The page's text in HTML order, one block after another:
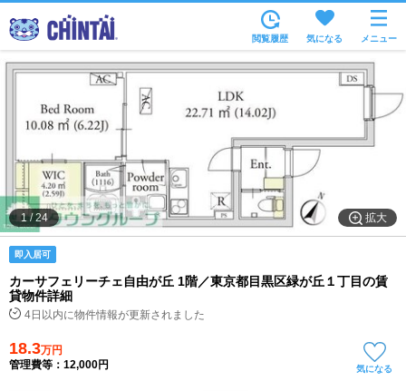
住所から
通勤通学時間から
物件特集から
不動産会社から
閲覧履歴 気になる メニュー
拡大
1/24
即入居可
カーサフェリーチェ自由が丘 1階／東京都目黒区緑が丘１丁目の賃
貸物件詳細
4日以内に物件情報が更新されました
18.3万円
管理費等：12,000円
気になる